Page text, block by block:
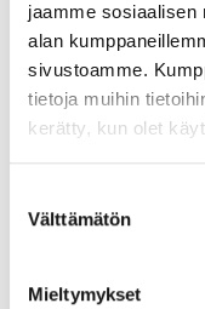
jaamme sosiaalisen
alan
sivustoamme.
tietoja muihin
kerätty, kun olet
valinta
Välttämätön
Mieltymykset
mahdollisuudet ja
Digitalisaation
systemaattiseksi
veimme
hankkeen. Sen
järjestelmistä,
kehitystarpeista